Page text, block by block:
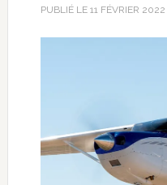
PUBLIÉ LE 11 FÉVRIER 2022